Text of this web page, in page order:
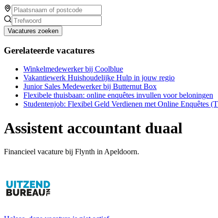
Vacatures zoeken
Gerelateerde vacatures
Winkelmedewerker bij Coolblue
Vakantiewerk Huishoudelijke Hulp in jouw regio
Junior Sales Medewerker bij Butternut Box
Flexibele thuisbaan: online enquêtes invullen voor beloningen
Studentenjob: Flexibel Geld Verdienen met Online Enquêtes
Assistent accountant duaal
Financieel vacature bij Flynth in Apeldoorn.